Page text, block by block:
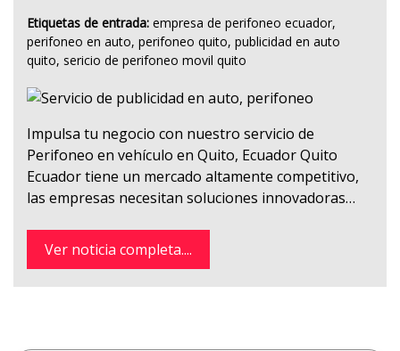
Etiquetas de entrada: empresa de perifoneo ecuador,
perifoneo en auto, perifoneo quito, publicidad en auto
quito, sericio de perifoneo movil quito
Impulsa tu negocio con nuestro servicio de
Perifoneo en vehículo en Quito, Ecuador Quito
Ecuador tiene un mercado altamente competitivo,
las empresas necesitan soluciones innovadoras…
Ver noticia completa....